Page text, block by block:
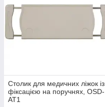
Столик для медичних ліжок із
фіксацією на поручнях, OSD-
AT1